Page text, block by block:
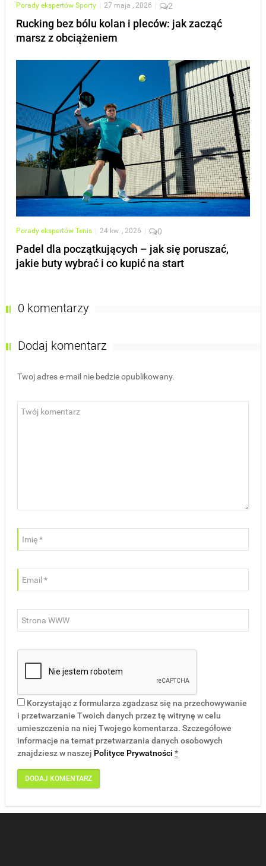
Porady ekspertów Sporty | 27 maja , 2026 | 2
Rucking bez bólu kolan i pleców: jak zacząć
marsz z obciążeniem
Porady ekspertów Tenis | 24 kw. , 2026 | 0
Padel dla początkujących – jak się poruszać,
jakie buty wybrać i co kupić na start
0 komentarzy
Dodaj komentarz
Twoj adres e-mail nie bedzie opublikowany.
Korzystając z formularza zgadzasz się na przechowywanie
i przetwarzanie Twoich danych przez tę witrynę w celu
umieszczenia na niej Twojego komentarza. Szczegółowe
informacje na temat przetwarzania danych osobowych
znajdziesz w naszej Polityce Prywatności *